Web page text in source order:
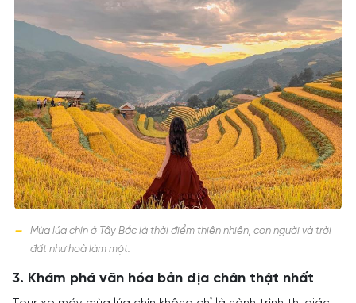
Mùa lúa chín ở Tây Bắc là thời điểm thiên nhiên, con người và trời
đất như hoà làm một.
3. Khám phá văn hóa bản địa chân thật nhất